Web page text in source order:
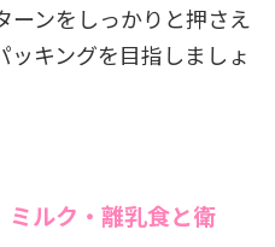
ーンをしっかりと押さえ
キングを目指しましょ
ミルク・離乳食と衛